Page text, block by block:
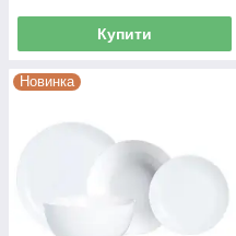
Купити
Новинка